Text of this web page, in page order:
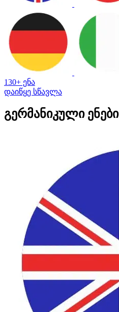
130+ ენა
დაიწყე სწავლა
გერმანიკული ენები